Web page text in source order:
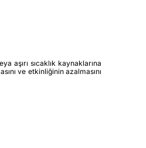
aşırı sıcaklık kaynaklarına
ve etkinliğinin azalmasını